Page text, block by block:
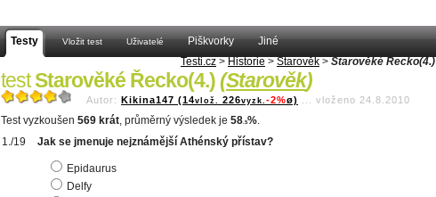
Testy Vložit test Uživatelé Piškvorky
Jiné
Testi.cz > Historie > Starověk > Starověké Řecko(4.)
testStarověké Řecko(4.)(Starověk)
Autor: Kikina147 (14vlož. 226vyzk. -2%ø) vloženo 24.8.2010
Test vyzkoušen 569 krát, průměrný výsledek je 58 .5%.
Jak se jmenuje nejznámější Athénský přístav?
Epidaurus
Delfy